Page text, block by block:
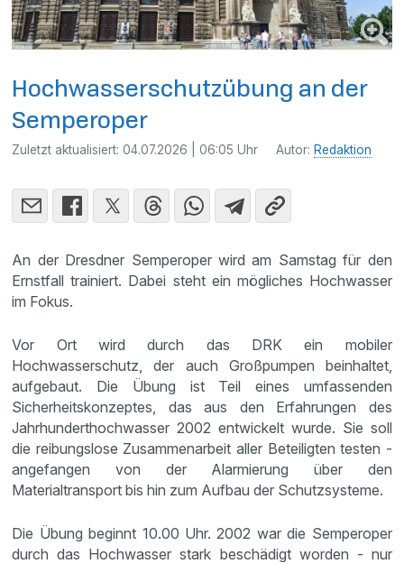
Hochwasserschutzübung an der
Semperoper
Zuletzt aktualisiert:04.07.2026 | 06:05 Uhr Autor: Redaktion
An der Dresdner Semperoper wird am Samstag für den
Ernstfall trainiert. Dabei steht ein mögliches Hochwasser
im Fokus.
Vor Ort wird durch das DRK ein mobiler
Hochwasserschutz, der auch Großpumpen beinhaltet,
aufgebaut. Die Übung ist Teil eines umfassenden
Sicherheitskonzeptes, das aus den Erfahrungen des
Jahrhunderthochwasser 2002 entwickelt wurde. Sie soll
die reibungslose Zusammenarbeit aller Beteiligten testen -
angefangen von der Alarmierung über den
Materialtransport bis hin zum Aufbau der Schutzsysteme.
Die Übung beginnt 10.00 Uhr. 2002 war die Semperoper
durch das Hochwasser stark beschädigt worden - nur